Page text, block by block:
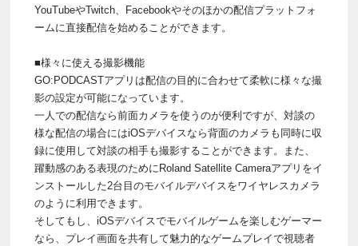
YouTubeやTwitch、Facebookやそのほかの配信プラットフォ
ームに直接配信を始めることができます。
■様々に使える撮影機能
GO:PODCASTアプリは配信の目的に合わせて柔軟に様々な撮
影の設定が可能になっています。
一人での配信なら前面カメラを使うのが便利ですが、対談の
様な配信の場合にはiOSデバイスなら背面のカメラも同時に収
録に使用して対談の相手も撮影することができます。また、
躍動感のある表現のためにRoland Satellite Cameraアプリをイ
ンストールした2台目のモバイルデバイスをワイヤレスカメラ
のように利用できます。
そしてもし、iOSデバイスでモバイルゲームを楽しむゲーマー
なら、プレイ画面を共有して魅力的なゲームプレイで視聴者